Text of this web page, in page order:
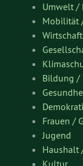
Umwelt /
Mobilität
Bildung /
Frauen /
Jugend
Haushalt